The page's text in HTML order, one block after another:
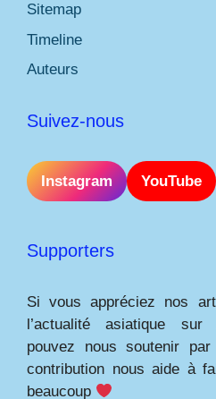
Sitemap
Timeline
Auteurs
Suivez-nous
Instagram YouTube
Supporters
Si vous appréciez nos
l’actualité asiatique sur
pouvez nous soutenir
contribution nous aide à
beaucoup